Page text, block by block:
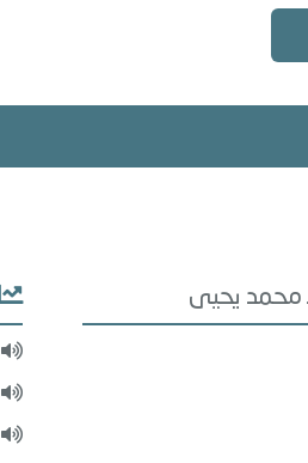
محمد يحيى